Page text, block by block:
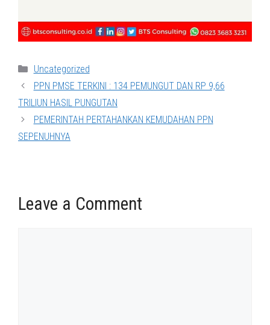
Categories
Uncategorized
PPN PMSE TERKINI : 134 PEMUNGUT DAN RP 9,66
TRILIUN HASIL PUNGUTAN
PEMERINTAH PERTAHANKAN KEMUDAHAN PPN
SEPENUHNYA
Leave a Comment